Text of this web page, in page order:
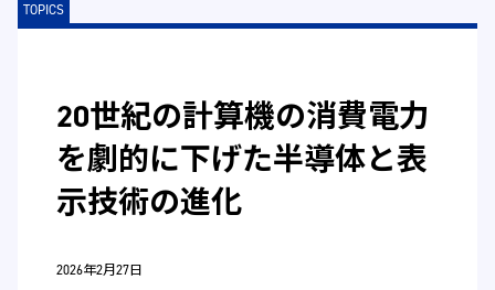
TOPICS
20世紀の計算機の消費電力
を劇的に下げた半導体と表
示技術の進化
2026年2月27日